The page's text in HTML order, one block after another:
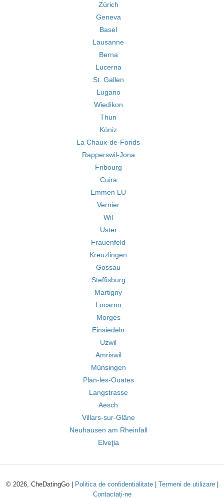
Zürich
Geneva
Basel
Lausanne
Berna
Lucerna
St. Gallen
Lugano
Wiedikon
Thun
Köniz
La Chaux-de-Fonds
Rapperswil-Jona
Fribourg
Cuira
Emmen LU
Vernier
Wil
Uster
Frauenfeld
Kreuzlingen
Gossau
Steffisburg
Martigny
Locarno
Morges
Einsiedeln
Uzwil
Amriswil
Münsingen
Plan-les-Ouates
Langstrasse
Aesch
Villars-sur-Glâne
Neuhausen am Rheinfall
Elveţia
© 2026, CheDatingGo | Politica de confidentialitate| Termeni de utilizare|
Contactați-ne